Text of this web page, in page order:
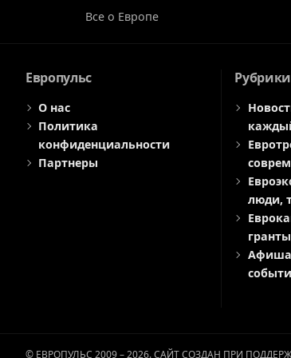
Все о Европе
Европульс
О нас
Политика
конфиденциальности
Партнеры
Рубрики
люди,
Афиша
© ЕВРОПУЛЬС 2009 – 2026. САЙТ СОЗДАН ПРИ